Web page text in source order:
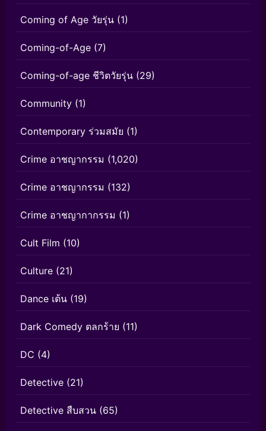
Coming of Age วัยรุ่น (1)
Coming-of-Age (7)
Coming-of-age ชีวิตวัยรุ่น (29)
Community (1)
Contemporary ร่วมสมัย (1)
Crime อาชญากรรม (1,020)
Crime อาชญากรรม (132)
Crime อาชญากากรรม (1)
Cult Film (10)
Culture (21)
Dance เต้น (19)
Dark Comedy ตลกร้าย (11)
DC (4)
Detective (21)
Detective สืบสวน (65)